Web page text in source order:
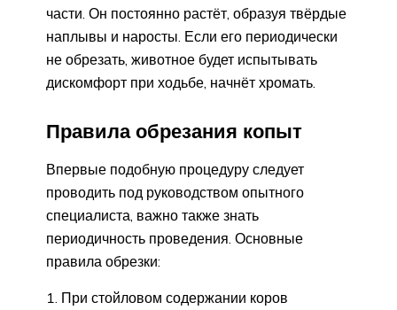
части. Он постоянно растёт, образуя твёрдые
наплывы и наросты. Если его периодически
не обрезать, животное будет испытывать
дискомфорт при ходьбе, начнёт хромать.
Правила обрезания копыт
Впервые подобную процедуру следует
проводить под руководством опытного
специалиста, важно также знать
периодичность проведения. Основные
правила обрезки:
При стойловом содержании коров